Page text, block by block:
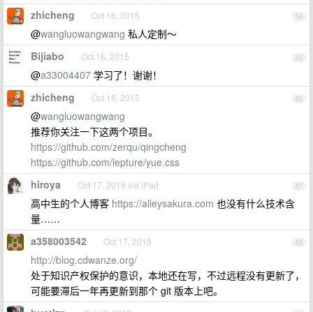
54
zhicheng Oct 16, 2015
@wangluowangwang 私人定制〜
55
Bijiabo Oct 16, 2015
@a33004407 学习了！谢谢！
56
zhicheng Oct 16, 2015
@wangluowangwang
推荐你关注一下这两个项目。
https://github.com/zerqu/qingcheng
https://github.com/lepture/yue.css
57
hiroya Oct 17, 2015 via iPad
高中生的个人博客 https://alleysakura.com 也没有什么技术含
量……
58
a358003542 Oct 17, 2015
http://blog.cdwanze.org/
处于知识产权保护的意识，本地还在写，不过远程没有更新了，
可能要滞后一年再更新到那个 git 版本上吧。